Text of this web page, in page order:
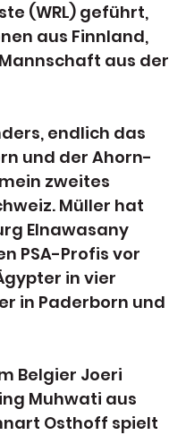
(WRL) geführt,
aus Finnland,
aus der
endlich das
und der Ahorn-
zweites
Müller hat
Elnawasany
PSA-Profis vor
in vier
in Paderborn und
Belgier Joeri
Muhwati aus
Osthoff spielt